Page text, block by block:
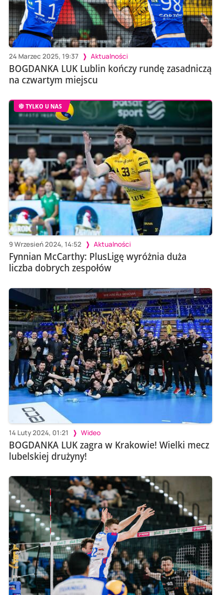
24 Marzec 2025, 19:37 Aktualności
BOGDANKA LUK Lublin kończy rundę zasadniczą
na czwartym miejscu
TYLKO U NAS
9 Wrzesień 2024, 14:52 Aktualności
Fynnian McCarthy: PlusLigę wyróżnia duża
liczba dobrych zespołów
14 Luty 2024, 01:21 Wideo
BOGDANKA LUK zagra w Krakowie! Wielki mecz
lubelskiej drużyny!